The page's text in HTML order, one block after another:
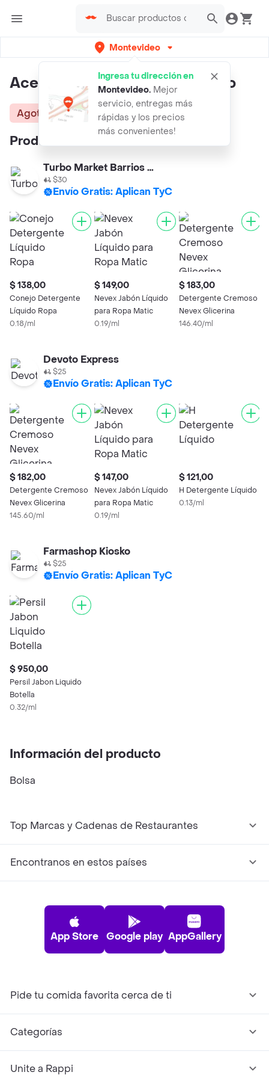
Montevideo
Ingresa tu dirección en
Montevideo. Mejor
servicio, entregas más
rápidas y los precios
más convenientes!
Ace Detergente Liquído Clásico
Agotado
Productos similares:
Turbo Market Barrios Amorin
$30
Envío Gratis: Aplican TyC
$ 138,00
Conejo Detergente
Líquido Ropa
0.18/ml
$ 149,00
Nevex Jabón Líquido
para Ropa Matic
0.19/ml
$ 183,00
Detergente Cremoso
Nevex Glicerina
146.40/ml
Devoto Express
$25
Envío Gratis: Aplican TyC
$ 182,00
Detergente Cremoso
Nevex Glicerina
145.60/ml
$ 147,00
Nevex Jabón Líquido
para Ropa Matic
0.19/ml
$ 121,00
H Detergente Líquido
0.13/ml
Farmashop Kiosko
$25
Envío Gratis: Aplican TyC
$ 950,00
Persil Jabon Liquido
Botella
0.32/ml
Información del producto
Bolsa
Top Marcas y Cadenas de Restaurantes
Encontranos en estos países
App Store Google play AppGallery
Pide tu comida favorita cerca de ti
Categorías
Unite a Rappi